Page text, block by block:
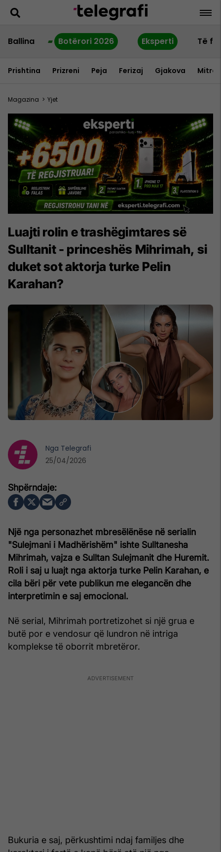
Ballina Botërori 2026 Eksperti Të
Prishtina Prizreni Peja Ferizaj Gjakova
Magazina > Yjet
Luajti rolin e trashëgimtares së
Sulltanit - princeshës Mihrimah, si
duket sot aktorja turke Pelin
Karahan?
Një nga personazhet mbresëlënëse në serialin
"Sulejmani i Madhërishëm" ishte Sulltanesha
Mihrimah, vajza e Sulltan Sulejmanit dhe Huremit.
Roli i saj u luajt nga aktorja turke Pelin Karahan, e
cila bëri për vete publikun me elegancën dhe
interpretimin e saj emocional.
Në serial, Mihrimah portretizohet si një grua e
butë por e vendosur që lundron në intriga
komplekse të oborrit mbretëror.
Bukuria e saj, përkushtimi ndaj familjes dhe
Nga Telegrafi
25/04/2026